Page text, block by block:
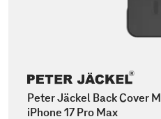
Peter Jäckel Back Cover
iPhone 17 Pro Max